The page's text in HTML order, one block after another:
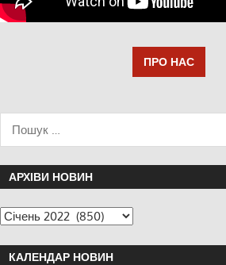
ПРО НАС
АРХІВИ НОВИН
КАЛЕНДАР НОВИН